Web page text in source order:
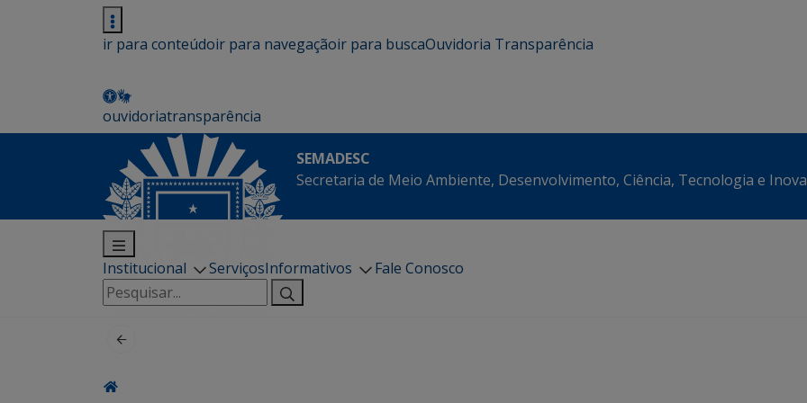
ir para conteúdoir para navegaçãoir para buscaOuvidoria Transparência
ouvidoriatransparência
SEMADESC
Secretaria de Meio Ambiente, Desenvolvimento, Ciência, Tecnologia e
Institucional ServiçosInformativos
Fale Conosco
Pesquisar
por: